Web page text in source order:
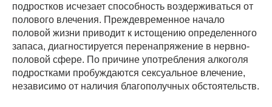
подростков исчезает способность воздерживаться от
полового влечения. Преждевременное начало
половой жизни приводит к истощению определенного
запаса, диагностируется перенапряжение в нервно-
половой сфере. По причине употребления алкоголя
подростками пробуждаются сексуальное влечение,
независимо от наличия благополучных обстоятельств.